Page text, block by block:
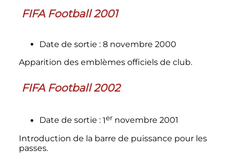
FIFA Football 2001
Date de sortie : 8 novembre 2000
Apparition des emblèmes officiels de club.
FIFA Football 2002
Date de sortie : 1ernovembre 2001
Introduction de la barre de puissance pour les
passes.